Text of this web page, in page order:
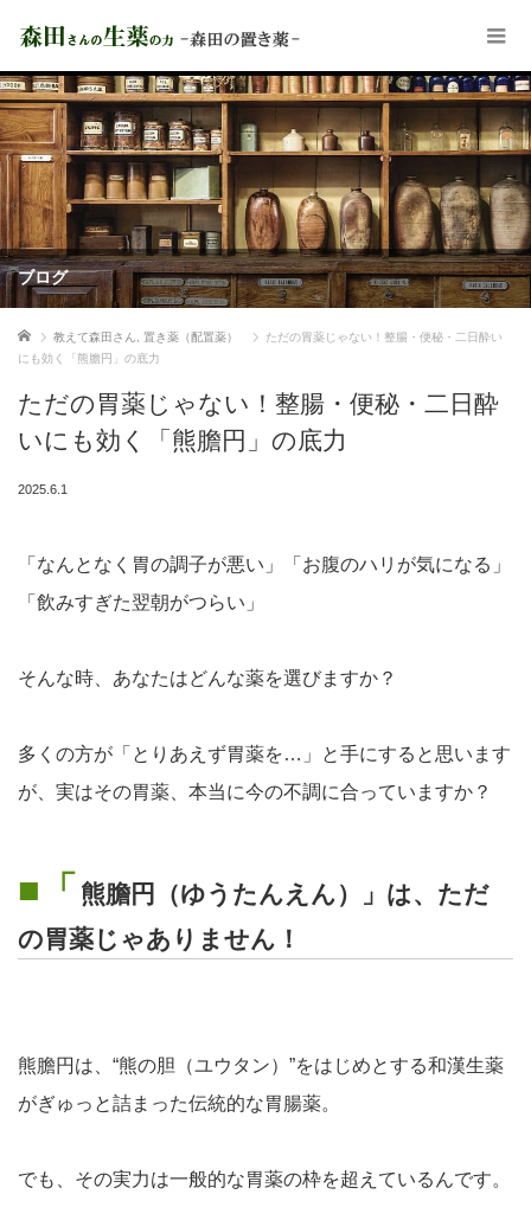
ブログ
ホーム 教えて森田さん 置き薬（配置薬）
ただの胃薬じゃない！整腸・便秘・二日酔い
にも効く「熊膽円」の底力
ただの胃薬じゃない！整腸・便秘・二日酔
いにも効く「熊膽円」の底力
2025.6.1
「なんとなく胃の調子が悪い」「お腹のハリが気になる」
「飲みすぎた翌朝がつらい」
そんな時、あなたはどんな薬を選びますか？
多くの方が「とりあえず胃薬を…」と手にすると思います
が、実はその胃薬、本当に今の不調に合っていますか？
■「
熊膽円（ゆうたんえん）」は、ただ
の胃薬じゃありません！
熊膽円は、“熊の胆（ユウタン）”をはじめとする和漢生薬
がぎゅっと詰まった伝統的な胃腸薬。
でも、その実力は一般的な胃薬の枠を超えているんです。